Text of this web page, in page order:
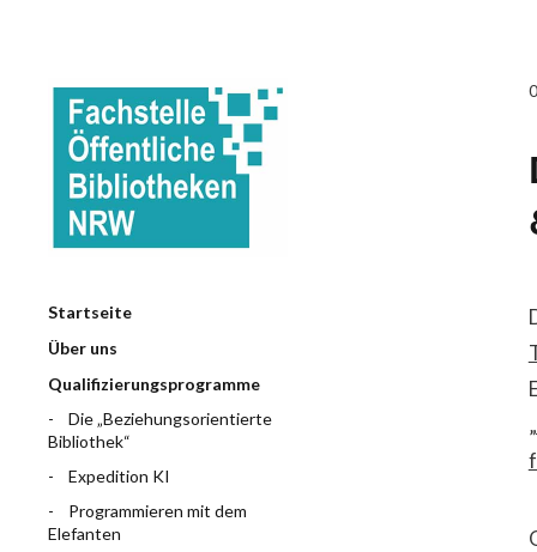
Startseite
Über uns
Qualifizierungsprogramme
Die „Beziehungsorientierte
Bibliothek“
Expedition KI
Programmieren mit dem
Elefanten